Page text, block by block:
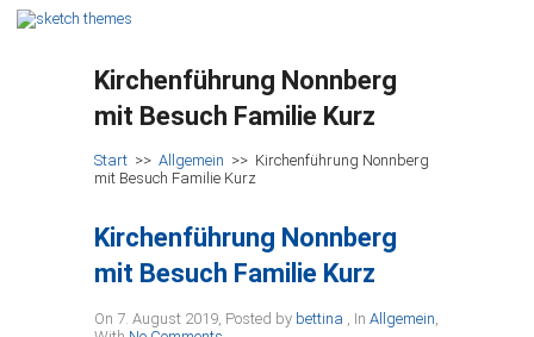
Kirchenführung Nonnberg
mit Besuch Familie Kurz
Start >> Allgemein >> Kirchenführung Nonnberg
mit Besuch Familie Kurz
Kirchenführung Nonnberg
mit Besuch Familie Kurz
On 7. August 2019 Posted by bettina In Allgemein